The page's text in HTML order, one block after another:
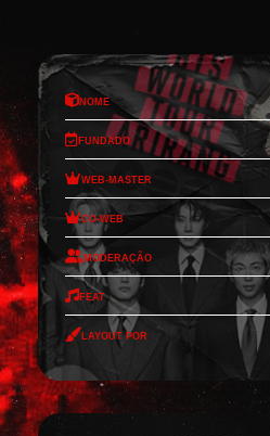
Nome
Fundado
Web-Master
Co-Web
Moderação
Feat
Layout por